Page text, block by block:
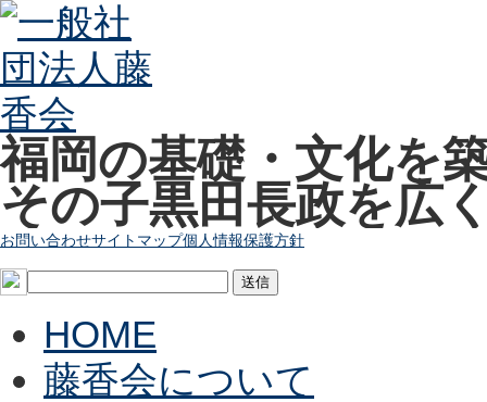
福岡の基礎・文化を
その子黒田長政を広
お問い合わせサイトマップ個人情報保護方針
HOME
藤香会について